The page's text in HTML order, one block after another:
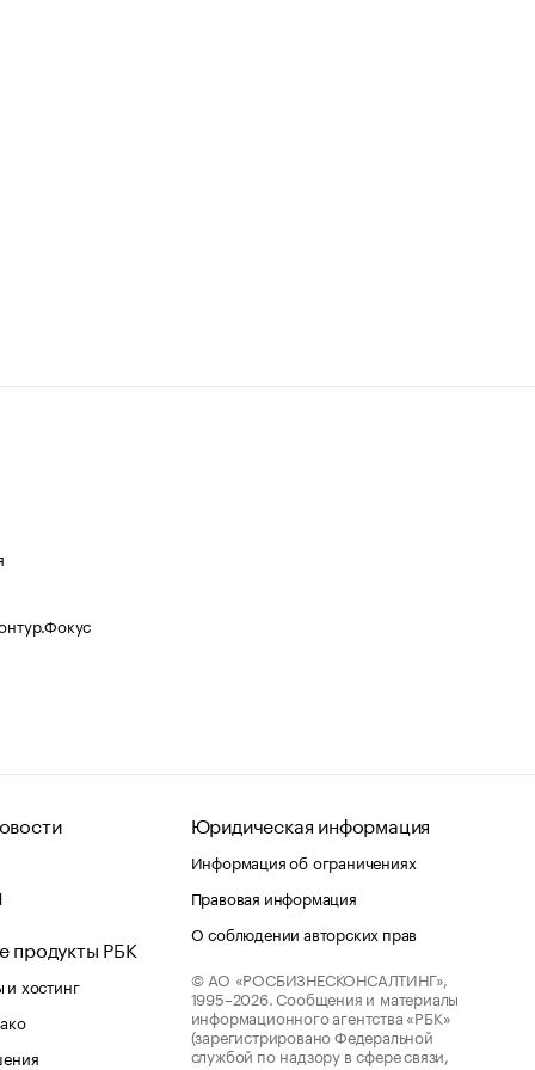
продукты РБК
хостинг
Юридическая информация
Информация об ограничениях
Правовая информация
О соблюдении авторских прав
© АО «РОСБИЗНЕСКОНСАЛТИНГ»,
1995–2026. Сообщения и материалы
информационного агентства «РБК»
(зарегистрировано Федеральной
службой по надзору в сфере связи,